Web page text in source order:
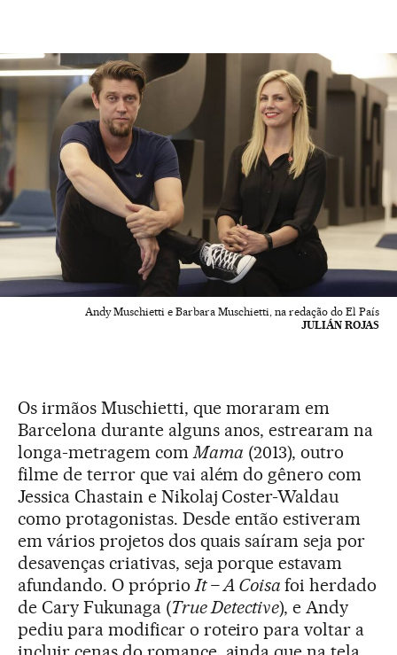
Andy Muschietti e Barbara Muschietti, na redação do El País
JULIÁN ROJAS
Os irmãos Muschietti, que moraram em
Barcelona durante alguns anos, estrearam na
longa-metragem comMama (2013), outro
filme de terror que vai além do gênero com
Jessica Chastain e Nikolaj Coster-Waldau
como protagonistas. Desde então estiveram
em vários projetos dos quais saíram seja por
desavenças criativas, seja porque estavam
afundando. O próprioIt – A Coisafoi herdado
de Cary Fukunaga (True Detective), e Andy
pediu para modificar o roteiro para voltar a